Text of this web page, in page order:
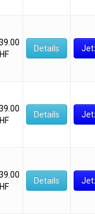
Details
Details
Details